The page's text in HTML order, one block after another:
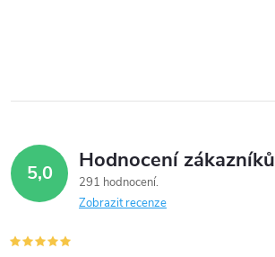
5,0 Hodnocení zákazníků
291 hodnocení
Zobrazit recenze